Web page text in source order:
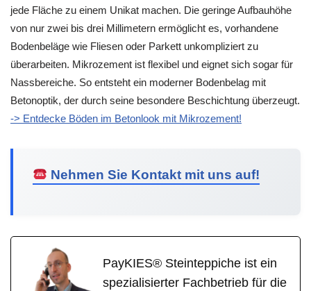
jede Fläche zu einem Unikat machen. Die geringe Aufbauhöhe
von nur zwei bis drei Millimetern ermöglicht es, vorhandene
Bodenbeläge wie Fliesen oder Parkett unkompliziert zu
überarbeiten. Mikrozement ist flexibel und eignet sich sogar für
Nassbereiche. So entsteht ein moderner Bodenbelag mit
Betonoptik, der durch seine besondere Beschichtung überzeugt.
-> Entdecke Böden im Betonlook mit Mikrozement!
Nehmen Sie Kontakt mit uns auf!
PayKIES® Steinteppiche ist ein
spezialisierter Fachbetrieb für die